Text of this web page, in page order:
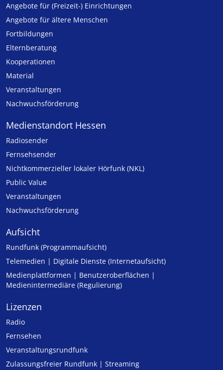
Angebote für (Freizeit-) Ein­rich­tungen
Angebote für ältere Menschen
Fortbildungen
Elternberatung
Kooperationen
Material
Veranstaltungen
Nachwuchsförderung
Medienstandort Hessen
Radiosender
Fernsehsender
Nicht­kommer­zieller lo­ka­ler Hör­funk (NKL)
Public Value
Veranstaltungen
Nachwuchsförderung
Aufsicht
Rundfunk (Programmaufsicht)
Telemedien | Digitale Dienste (Internetaufsicht)
Medienplattformen | Benutzeroberflächen |
Medienintermediäre (Regulierung)
Lizenzen
Radio
Fernsehen
Veranstaltungsrundfunk
Zulassungs­freier Rund­funk | Streaming